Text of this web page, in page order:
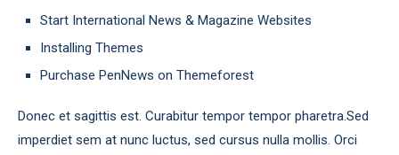
Start International News & Magazine Websites
Installing Themes
Purchase PenNews on Themeforest
Donec et sagittis est. Curabitur tempor tempor pharetra.Sed
imperdiet sem at nunc luctus, sed cursus nulla mollis. Orci